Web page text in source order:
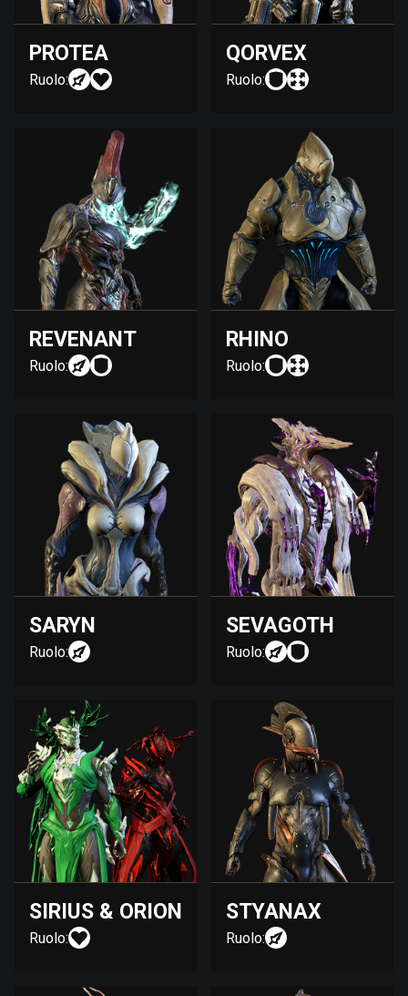
PROTEA
Ruolo:
QORVEX
Ruolo:
REVENANT
Ruolo:
RHINO
Ruolo:
SARYN
Ruolo:
SEVAGOTH
Ruolo:
SIRIUS & ORION
Ruolo:
STYANAX
Ruolo: